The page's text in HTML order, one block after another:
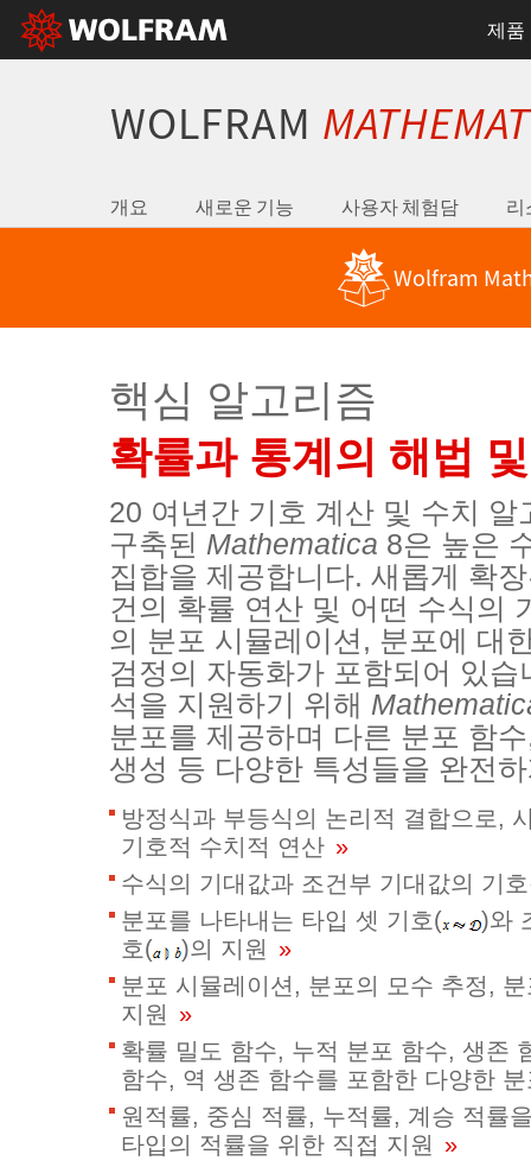
제품
WOLFRAM
개요 새로운 기능 사용자 체험담 리
Wolfram
핵심 알고리즘
확률과 통계의 해법
20 여년간 기호 계산 및 수치 알
구축된 Mathematica 8은 높은
집합을 제공합니다. 새롭게 확
건의 확률 연산 및 어떤 수식의
의 분포 시뮬레이션, 분포에 대
검정의 자동화가 포함되어 있
석을 지원하기 위해
분포를 제공하며 다른 분포 함
생성 등 다양한 특성들을 완전
방정식과 부등식의 논리적 결합으로,
기호적 수치적 연산 »
수식의 기대값과 조건부 기대값의 기
분포를 나타내는 타입 셋 기호(
)와
호(
)의 지원
»
분포 시뮬레이션, 분포의 모수 추정,
지원
»
확률 밀도 함수, 누적 분포 함수, 생존
함수, 역 생존 함수를 포함한 다양한
원적률, 중심 적률, 누적률, 계승 적률
타입의 적률을 위한 직접 지원
»